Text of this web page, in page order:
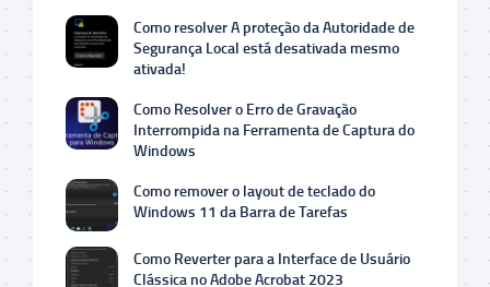
Como resolver A proteção da Autoridade de
Segurança Local está desativada mesmo
ativada!
Como Resolver o Erro de Gravação
Interrompida na Ferramenta de Captura do
Windows
Como remover o layout de teclado do
Windows 11 da Barra de Tarefas
Como Reverter para a Interface de Usuário
Clássica no Adobe Acrobat 2023